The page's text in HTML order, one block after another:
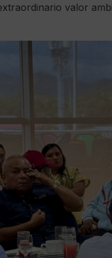
valor